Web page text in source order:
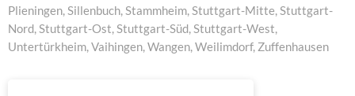
Plieningen, Sillenbuch, Stammheim, Stuttgart-Mitte, Stuttgart-
Nord, Stuttgart-Ost, Stuttgart-Süd, Stuttgart-West,
Untertürkheim, Vaihingen, Wangen, Weilimdorf, Zuffenhausen